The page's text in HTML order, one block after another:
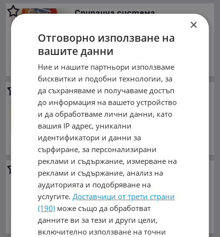
Спирачна система,
19.94 €
януари 2002 г.,
обл. София, гр. Ботевград
Спирачна система,
Спирачни накладки за
Yamaha Dt
15.34 €
януари 1998 г.,
Спирачна система,
Спирачни накладки за Suzuki
Rm
17.90 €
януари 2005 г.,
обл. София, гр. Ботевград
×
Отговорно използване на
вашите данни
Ние и нашите партньори използваме
бисквитки и подобни технологии, за
да съхраняваме и получаваме достъп
до информация на вашето устройство
и да обработваме лични данни, като
вашия IP адрес, уникални
идентификатори и данни за
сърфиране, за персонализирани
реклами и съдържание, измерване на
реклами и съдържание, анализ на
аудиторията и подобряване на
услугите.Доставчици от трети страни
(190) може също да обработват
данните ви за тези и други цели,
включително използване на точни